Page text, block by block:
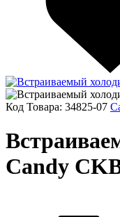
Код Товара: 34825-07
Candy